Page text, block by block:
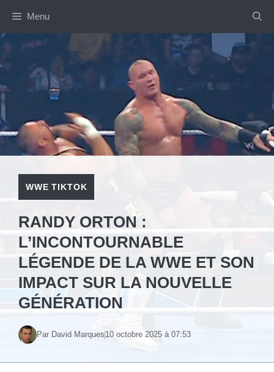
contenu
Menu
WWE TIKTOK
RANDY ORTON :
L’INCONTOURNABLE
LÉGENDE DE LA WWE ET SON
IMPACT SUR LA NOUVELLE
GÉNÉRATION
Par David Marques 10 octobre 2025 à 07:53